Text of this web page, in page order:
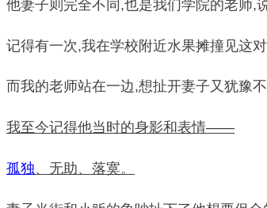
他妻子则完全不同,也是我们学院的老师,
记得有一次,我在学校附近水果摊撞见这
而我的老师站在一边,想扯开妻子又犹豫
我至今记得他当时的身影和表情——
孤独、无助、落寞。